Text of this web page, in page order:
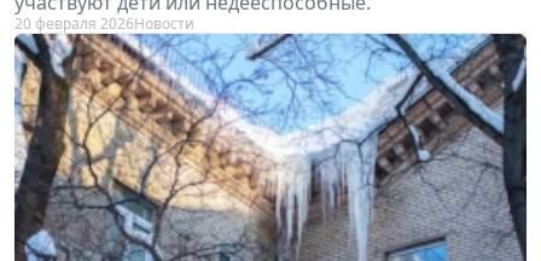
20 февраля 2026Новости